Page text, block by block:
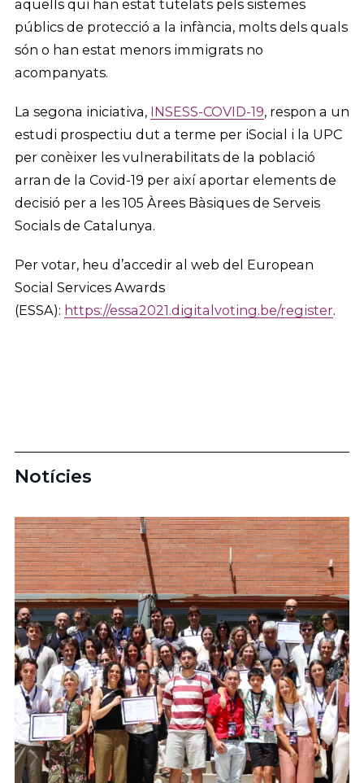
aquells qui han estat tutelats pels sistemes
públics de protecció a la infància, molts dels quals
són o han estat menors immigrats no
acompanyats.
La segona iniciativa, INSESS-COVID-19, respon a un
estudi prospectiu dut a terme per iSocial i la UPC
per conèixer les vulnerabilitats de la població
arran de la Covid-19 per així aportar elements de
decisió per a les 105 Àrees Bàsiques de Serveis
Socials de Catalunya.
Per votar, heu d’accedir al web del European
Social Services Awards
(ESSA): https://essa2021.digitalvoting.be/register.